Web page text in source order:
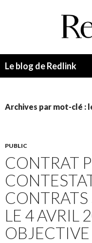
Le blog de Redlink
Archives par mot-clé :
PUBLIC
CONTRAT
CONTRATS
LE 4 AVRIL
OBJECTIVE